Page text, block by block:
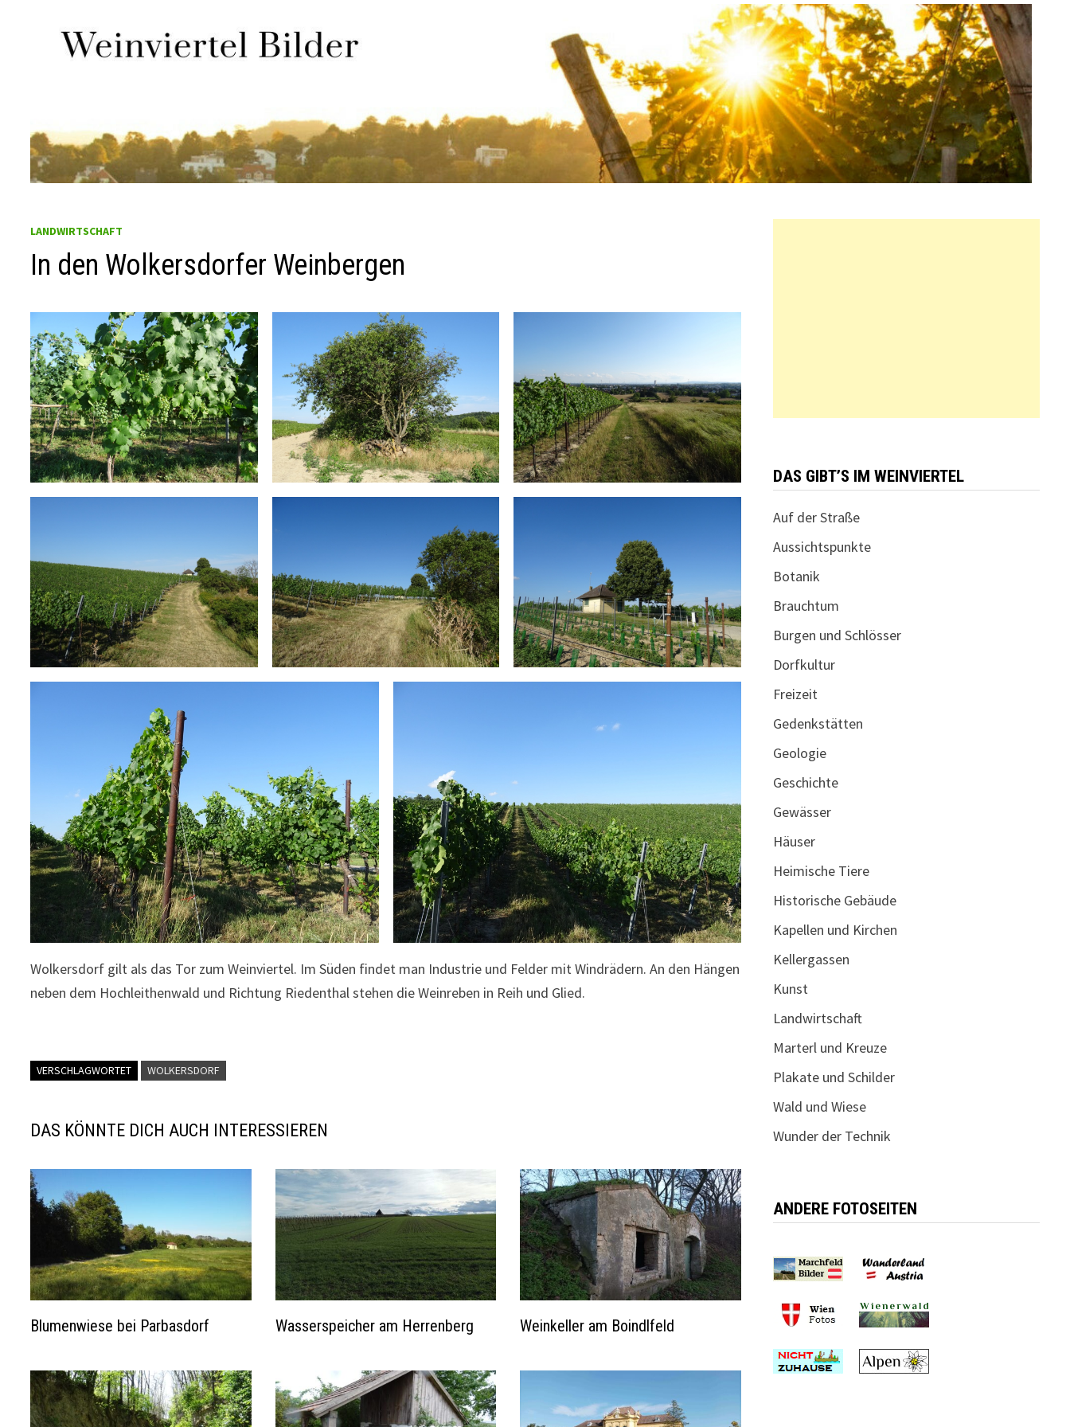
LANDWIRTSCHAFT
In den Wolkersdorfer Weinbergen
Wolkersdorf gilt als das Tor zum Weinviertel. Im Süden findet man Industrie und Felder mit Windrädern. An den Hängen
neben dem Hochleithenwald und Richtung Riedenthal stehen die Weinreben in Reih und Glied.
VERSCHLAGWORTET WOLKERSDORF
DAS KÖNNTE DICH AUCH INTERESSIEREN
Blumenwiese bei Parbasdorf Wasserspeicher am Herrenberg Weinkeller am Boindlfeld
DAS GIBT’S IM WEINVIERTEL
Auf der Straße
Aussichtspunkte
Botanik
Brauchtum
Burgen und Schlösser
Dorfkultur
Freizeit
Gedenkstätten
Geologie
Geschichte
Gewässer
Häuser
Heimische Tiere
Historische Gebäude
Kapellen und Kirchen
Kellergassen
Kunst
Landwirtschaft
Marterl und Kreuze
Plakate und Schilder
Wald und Wiese
Wunder der Technik
ANDERE FOTOSEITEN